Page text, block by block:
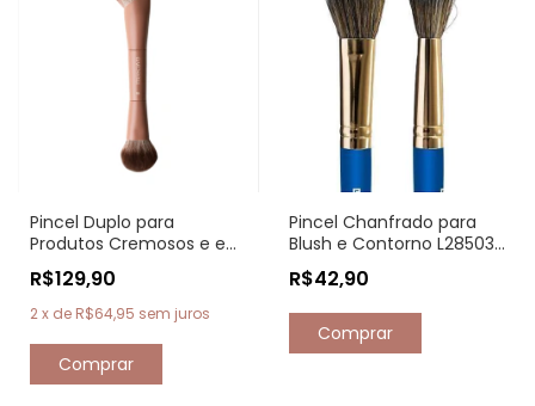
Pincel Duplo para
Produtos Cremosos e em
Pó Pro Series 10 Mascavo
R$129,90
2x de R$64,95 sem juros
Pincel Chanfrado para
Blush e Contorno L28503
Lully Makeup
R$42,90